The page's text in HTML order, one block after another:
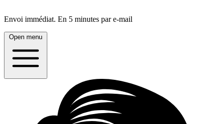
Envoi immédiat. En 5 minutes par e-mail
Open menu